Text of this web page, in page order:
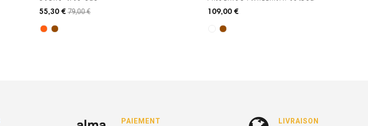
55,30 € 79,00 € 109,00 €
PAIEMENT
LIVRAISON